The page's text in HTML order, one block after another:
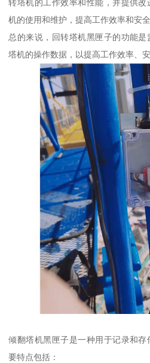
转塔机的工作效率和性能，并提供
机的使用和维护，提高工作效率和安全
总的来说，回转塔机黑匣子的功能
塔机的操作数据，以提高工作效率、
倾翻塔机黑匣子是一种用于记录和
要特点包括：